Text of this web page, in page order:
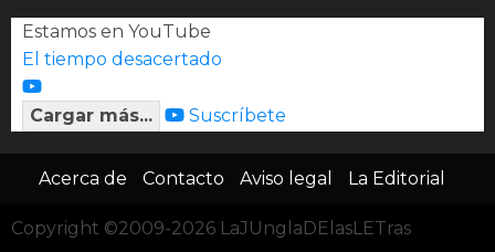
Estamos en YouTube
El tiempo desacertado
Cargar más... Suscríbete
Acerca de Contacto Aviso legal La Editorial
Copyright ©2009-2026 LaJUnglaDElasLETras